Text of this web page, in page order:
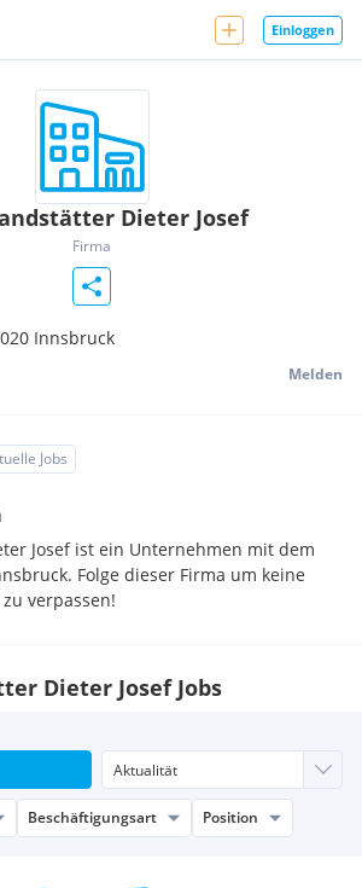
Einloggen
Dieter Josef
Firma
Innsbruck
Melden
Jobs
Josef ist ein Unternehmen mit dem
Folge dieser Firma um keine
verpassen!
Dieter Josef Jobs
Beschäftigungsart Position